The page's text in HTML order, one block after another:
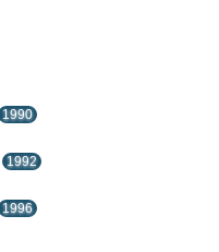
1990
1992
1996